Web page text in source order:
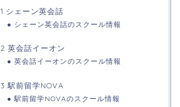
1.シェーン英会話
シェーン英会話のスクール情報
2.英会話イーオン
英会話イーオンのスクール情報
3.駅前留学NOVA
駅前留学NOVAのスクール情報